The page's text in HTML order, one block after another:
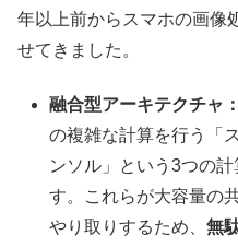
年以上前からスマホの画像
せてきました。
融合型アーキテクチャ：
の複雑な計算を行う「
ンソル」という3つの
す。これらが大容量の
やり取りするため、無